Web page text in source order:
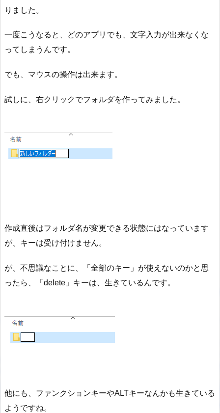
りました。
一度こうなると、どのアプリでも、文字入力が出来なくな
ってしまうんです。
でも、マウスの操作は出来ます。
試しに、右クリックでフォルダを作ってみました。
作成直後はフォルダ名が変更できる状態にはなっています
が、キーは受け付けません。
が、不思議なことに、「全部のキー」が使えないのかと思
ったら、「delete」キーは、生きているんです。
他にも、ファンクションキーやALTキーなんかも生きている
ようですね。